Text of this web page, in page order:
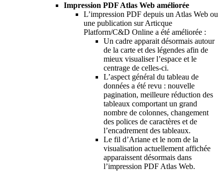
Impression PDF Atlas Web améliorée
L’impression PDF depuis un Atlas Web ou
une publication sur Articque
Platform/C&D Online a été améliorée :
Un cadre apparait désormais autour
de la carte et des légendes afin de
mieux visualiser l’espace et le
centrage de celles-ci.
L’aspect général du tableau de
données a été revu : nouvelle
pagination, meilleure réduction des
tableaux comportant un grand
nombre de colonnes, changement
des polices de caractères et de
l’encadrement des tableaux.
Le fil d’Ariane et le nom de la
visualisation actuellement affichée
apparaissent désormais dans
l’impression PDF Atlas Web.